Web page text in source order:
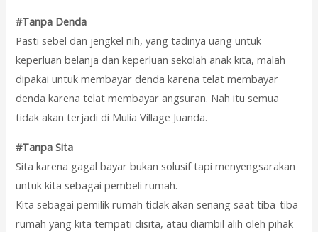
#Tanpa Denda
Pasti sebel dan jengkel nih, yang tadinya uang untuk
keperluan belanja dan keperluan sekolah anak kita, malah
dipakai untuk membayar denda karena telat membayar
denda karena telat membayar angsuran. Nah itu semua
tidak akan terjadi di Mulia Village Juanda.
#Tanpa Sita
Sita karena gagal bayar bukan solusif tapi menyengsarakan
untuk kita sebagai pembeli rumah.
Kita sebagai pemilik rumah tidak akan senang saat tiba-tiba
rumah yang kita tempati disita, atau diambil alih oleh pihak